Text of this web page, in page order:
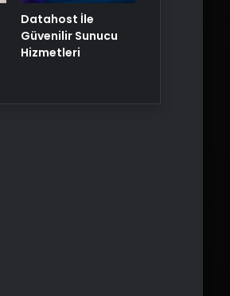
Datahost İle
Güvenilir Sunucu
Hizmetleri